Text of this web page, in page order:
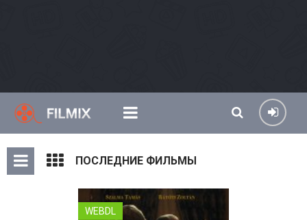
ПОСЛЕДНИЕ ФИЛЬМЫ
WEBDL